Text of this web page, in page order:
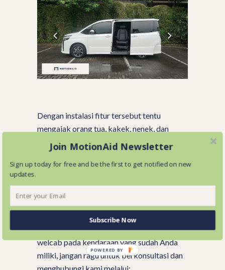
Dengan instalasi fitur tersebut tentu
mengajak orang tua, kakek, nenek, dan
pengguna kursi roda akan menjadi lebih
mudah.
dan tidak lagi melewatkan momen-momen
kebersamaan keluarga.
Jika Anda membutuhkan modifikasi mobil
welcab pada kendaraan yang sudah Anda
miliki, jangan ragu untuk berkonsultasi dan
Join MotionAid Newsletter
Sign up today for free and be the first to get notified on new
updates.
Subscribe Now